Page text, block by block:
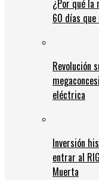
¿Por qué la
60 días
Revolución
eléctrica
Inversión
entrar al
Muerta